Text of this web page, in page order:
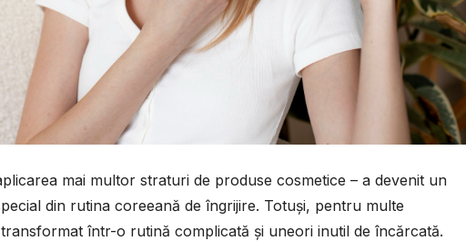
mai multor straturi de produse cosmetice – a devenit un
din rutina coreeană de îngrijire. Totuși, pentru multe
într-o rutină complicată și uneori inutil de încărcată.